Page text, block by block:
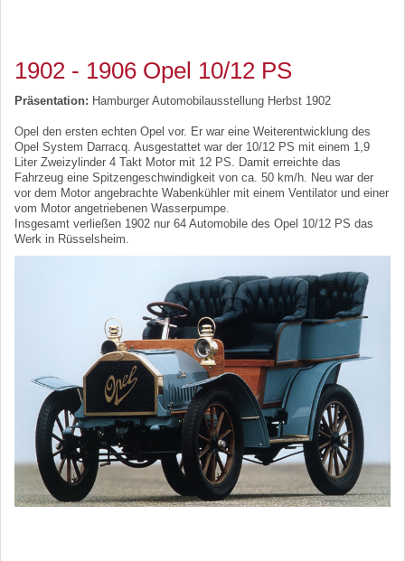
1902 - 1906 Opel 10/12 PS
Präsentation: Hamburger Automobilausstellung Herbst 1902
Opel den ersten echten Opel vor. Er war eine Weiterentwicklung des
Opel System Darracq. Ausgestattet war der 10/12 PS mit einem 1,9
Liter Zweizylinder 4 Takt Motor mit 12 PS. Damit erreichte das
Fahrzeug eine Spitzengeschwindigkeit von ca. 50 km/h. Neu war der
vor dem Motor angebrachte Wabenkühler mit einem Ventilator und einer
vom Motor angetriebenen Wasserpumpe.
Insgesamt verließen 1902 nur 64 Automobile des Opel 10/12 PS das
Werk in Rüsselsheim.